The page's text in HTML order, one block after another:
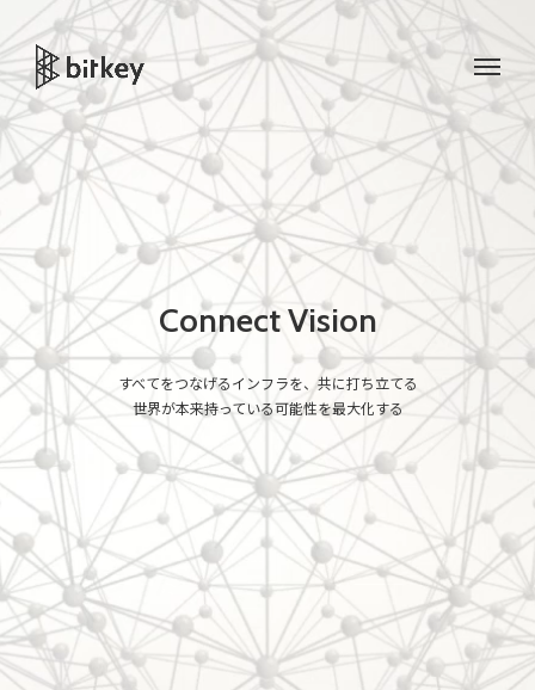
Connect Vision
すべてをつなげるインフラを、共に打ち立てる
世界が本来持っている可能性を最大化する